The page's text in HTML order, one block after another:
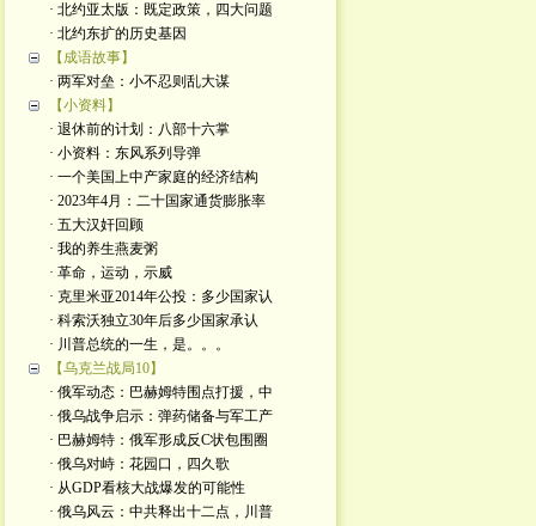
· 北约亚太版：既定政策，四大问题
· 北约东扩的历史基因
【成语故事】
· 两军对垒：小不忍则乱大谋
【小资料】
· 退休前的计划：八部十六掌
· 小资料：东风系列导弹
· 一个美国上中产家庭的经济结构
· 2023年4月：二十国家通货膨胀率
· 五大汉奸回顾
· 我的养生燕麦粥
· 革命，运动，示威
· 克里米亚2014年公投：多少国家认
· 科索沃独立30年后多少国家承认
· 川普总统的一生，是。。。
【乌克兰战局10】
· 俄军动态：巴赫姆特围点打援，中
· 俄乌战争启示：弹药储备与军工产
· 巴赫姆特：俄军形成反C状包围圈
· 俄乌对峙：花园口，四久歌
· 从GDP看核大战爆发的可能性
· 俄乌风云：中共释出十二点，川普